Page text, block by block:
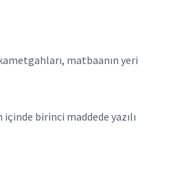
matbaanın yeri
birinci maddede yazılı